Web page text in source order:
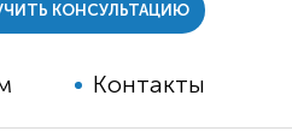
Контакты
КОНСУЛЬТАЦИЮ